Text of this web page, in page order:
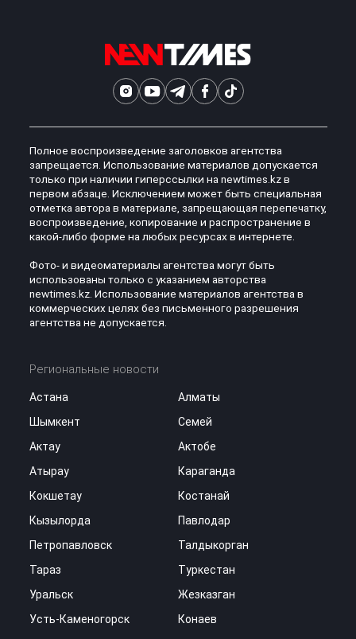
Полное воспроизведение заголовков агентства
запрещается. Использование материалов допускается
только при наличии гиперссылки на newtimes.kz в
первом абзаце. Исключением может быть специальная
отметка автора в материале, запрещающая перепечатку,
воспроизведение, копирование и распространение в
какой-либо форме на любых ресурсах в интернете.
Фото- и видеоматериалы агентства могут быть
использованы только с указанием авторства
newtimes.kz. Использование материалов агентства в
коммерческих целях без письменного разрешения
агентства не допускается.
Региональные новости
Астана
Алматы
Шымкент
Семей
Актау
Актобе
Атырау
Караганда
Кокшетау
Костанай
Кызылорда
Павлодар
Петропавловск
Талдыкорган
Тараз
Туркестан
Уральск
Жезказган
Усть-Каменогорск
Конаев